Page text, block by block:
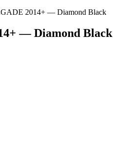
2014+ — Diamond Black
— Diamond Black